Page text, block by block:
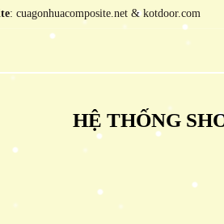
: cuagonhuacomposite.net & kotdoor.com
HỆ THỐNG